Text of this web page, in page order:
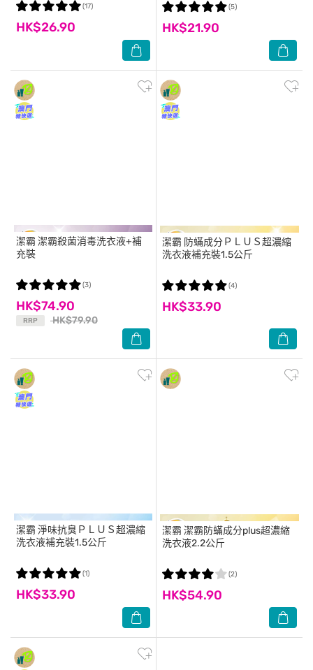
HK$26.90
(17)
HK$21.90
(5)
潔霸 潔霸殺菌消毒洗衣液+補
充裝
HK$74.90
RRP HK$79.90
(3)
潔霸 防蟎成分ＰＬＵＳ超濃縮
洗衣液補充裝1.5公斤
HK$33.90
(4)
潔霸 淨味抗臭ＰＬＵＳ超濃縮
洗衣液補充裝1.5公斤
HK$33.90
(1)
潔霸 潔霸防蟎成分plus超濃縮
洗衣液2.2公斤
HK$54.90
(2)